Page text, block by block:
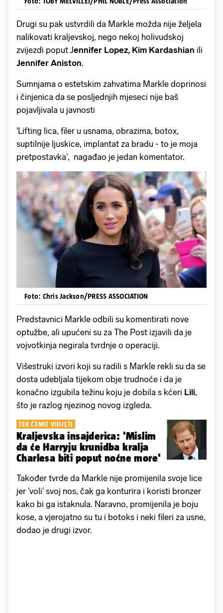
Drugi su pak ustvrdili da Markle možda nije željela
nalikovati kraljevskoj, nego nekoj holivudskoj
zvijezdi poput Jennifer Lopez, Kim Kardashian ili
Jennifer Aniston.
Sumnjama o estetskim zahvatima Markle doprinosi
i činjenica da se posljednjih mjeseci nije baš
pojavljivala u javnosti
'Lifting lica, filer u usnama, obrazima, botox,
suptilnije ljuskice, implantat za bradu - to je moja
pretpostavka', nagađao je jedan komentator.
Foto: Chris Jackson/PRESS ASSOCIATION
Predstavnici Markle odbili su komentirati nove
optužbe, ali upućeni su za The Post izjavili da je
vojvotkinja negirala tvrdnje o operaciji.
Višestruki izvori koji su radili s Markle rekli su da se
dosta udebljala tijekom obje trudnoće i da je
konačno izgubila težinu koju je dobila s kćeri Lili,
što je razlog njezinog novog izgleda.
TEK ĆEMO VIDJETI
Kraljevska insajderica: 'Mislim
da će Harryju krunidba kralja
Charlesa biti poput noćne more'
Također tvrde da Markle nije promijenila svoje lice
jer 'voli' svoj nos, čak ga konturira i koristi bronzer
kako bi ga istaknula. Naravno, promijenila je boju
kose, a vjerojatno su tu i botoks i neki fileri za usne,
dodao je drugi izvor.